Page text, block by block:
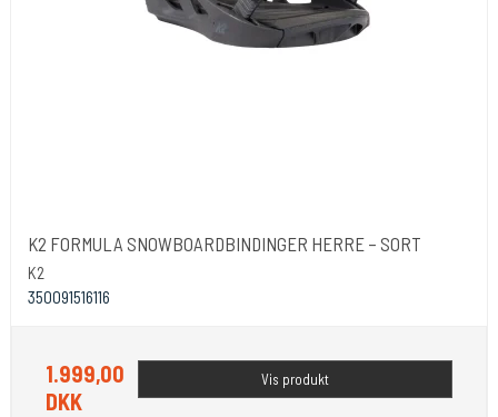
K2 FORMULA SNOWBOARDBINDINGER HERRE – SORT
K2
350091516116
1.999,00
DKK
Vis produkt